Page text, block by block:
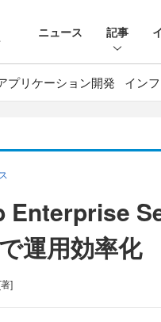
ニュース 記事
プリケーション開発 イン
Enterprise
運用効率化
]